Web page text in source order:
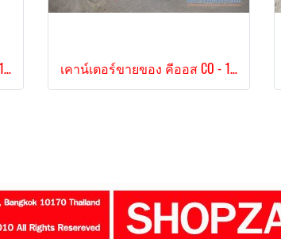
เคาน์เตอร์ขายของ คีออส CO - 152 เคาน์เตอร์ขายของ คีออส CO - 153